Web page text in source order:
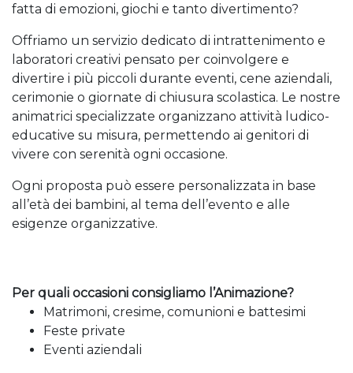
fatta di emozioni, giochi e tanto divertimento?
Offriamo un servizio dedicato di intrattenimento e
laboratori creativi pensato per coinvolgere e
divertire i più piccoli durante eventi, cene aziendali,
cerimonie o giornate di chiusura scolastica. Le nostre
animatrici specializzate organizzano attività ludico-
educative su misura, permettendo ai genitori di
vivere con serenità ogni occasione.
Ogni proposta può essere personalizzata in base
all’età dei bambini, al tema dell’evento e alle
esigenze organizzative.
Per quali occasioni consigliamo l’Animazione?
Matrimoni, cresime, comunioni e battesimi
Feste private
Eventi aziendali